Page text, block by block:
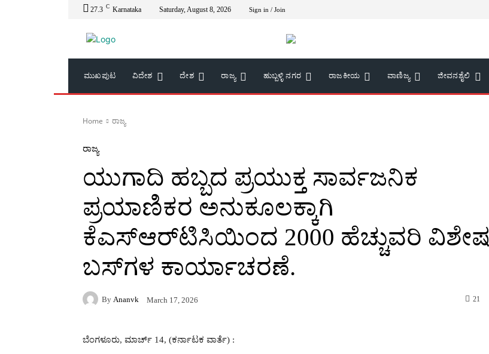
27.3 C Karnataka Saturday, August 8, 2026 Sign in / Join
ಮುಖಪುಟ ವಿದೇಶ ದೇಶ ರಾಜ್ಯ ಹುಬ್ಬಳ್ಳಿ ನಗರ ರಾಜಕೀಯ ವಾಣಿಜ್ಯ ಜೀವನಶೈಲಿ
Home ರಾಜ್ಯ
ರಾಜ್ಯ
ಯುಗಾದಿ ಹಬ್ಬದ ಪ್ರಯುಕ್ತ ಸಾರ್ವಜನಿಕ
ಪ್ರಯಾಣಿಕರ ಅನುಕೂಲಕ್ಕಾಗಿ
ಕೆಎಸ್ಆರ್‌ಟಿಸಿಯಿಂದ 2000 ಹೆಚ್ಚುವರಿ ವಿಶೇಷ
ಬಸ್‌ಗಳ ಕಾರ್ಯಾಚರಣೆ.
By Ananvk March 17, 2026 21
ಬೆಂಗಳೂರು, ಮಾರ್ಚ್ 14, (ಕರ್ನಾಟಕ ವಾರ್ತೆ) :